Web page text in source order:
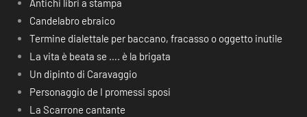
Antichi libri a stampa
Candelabro ebraico
Termine dialettale per baccano, fracasso o oggetto inutile
La vita è beata se …. è la brigata
Un dipinto di Caravaggio
Personaggio de I promessi sposi
La Scarrone cantante